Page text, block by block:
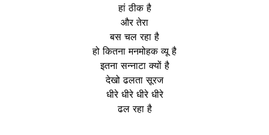
हां ठीक है
और तेरा
बस चल रहा है
हो कितना मनमोहक व्यू है
इतना सन्नाटा क्यों है
देखो ढलता सूरज
धीरे धीरे धीरे धीरे
ढल रहा है